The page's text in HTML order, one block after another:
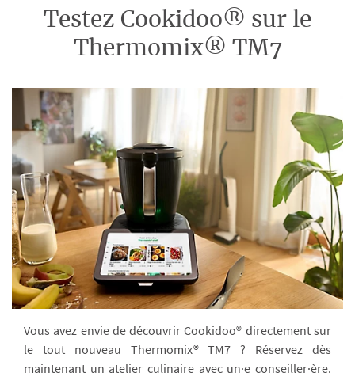
Testez Cookidoo® sur le
Thermomix® TM7
Vous avez envie de découvrir Cookidoo® directement sur
le tout nouveau Thermomix® TM7 ? Réservez dès
maintenant un atelier culinaire avec un·e conseiller·ère.